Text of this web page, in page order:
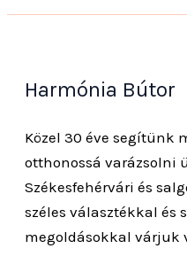
Harmónia Bútor
Közel 30 éve segítünk
otthonossá varázsolni
Székesfehérvári és
széles választékkal és
megoldásokkal várjuk